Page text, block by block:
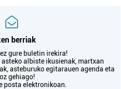
berriak
gure buletin irekira!
albiste ikusienak, martxan
asteburuko egitarauen agenda eta
gehiago!
posta elektronikoan.